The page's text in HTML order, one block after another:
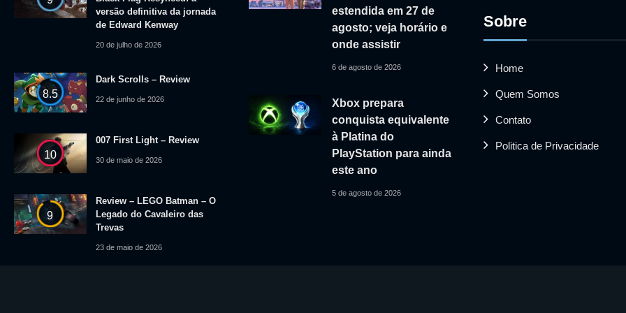
versão definitiva da jornada
de Edward Kenway
20 de julho de 2026
8.5
Dark Scrolls – Review
22 de junho de 2026
10
007 First Light – Review
30 de maio de 2026
9
Review – LEGO Batman – O
Legado do Cavaleiro das
Trevas
23 de maio de 2026
estendida em 27 de
agosto; veja horário e
onde assistir
6 de agosto de 2026
Xbox prepara
conquista equivalente
à Platina do
PlayStation para ainda
este ano
5 de agosto de 2026
Sobre
Home
Quem Somos
Contato
Politica de Privacidade